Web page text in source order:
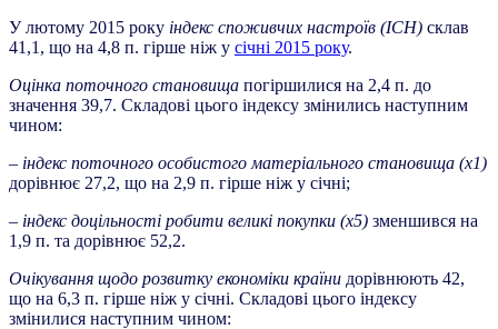
У лютому 2015 року індекс споживчих настроїв (ІСН) склав
41,1, що на 4,8 п. гірше ніж у січні 2015 року.
Оцінка поточного становища погіршилися на 2,4 п. до
значення 39,7. Складові цього індексу змінились наступним
чином:
– індекс поточного особистого матеріального становища (х1)
дорівнює 27,2, що на 2,9 п. гірше ніж у січні;
– індекс доцільності робити великі покупки (х5) зменшився на
1,9 п. та дорівнює 52,2.
Очікування щодо розвитку економіки країни дорівнюють 42,
що на 6,3 п. гірше ніж у січні. Складові цього індексу
змінилися наступним чином: